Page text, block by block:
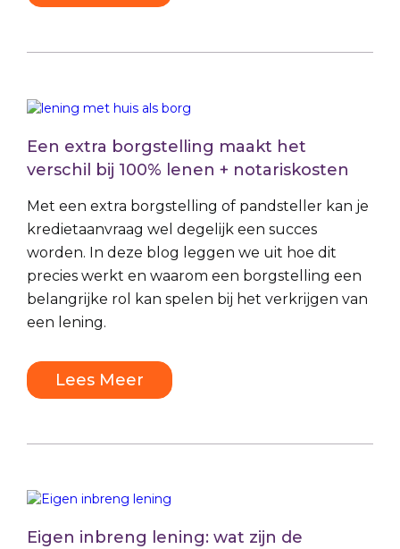
Een extra borgstelling maakt het
verschil bij 100% lenen + notariskosten
Met een extra borgstelling of pandsteller kan je
kredietaanvraag wel degelijk een succes
worden. In deze blog leggen we uit hoe dit
precies werkt en waarom een borgstelling een
belangrijke rol kan spelen bij het verkrijgen van
een lening.
Lees Meer
Eigen inbreng lening: wat zijn de